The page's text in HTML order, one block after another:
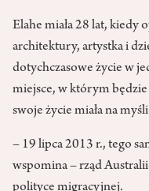
Elahe miała 28 lat, kiedy
architektury, artystka i
dotychczasowe życie w
miejsce, w którym będzie
swoje życie miała na
– 19 lipca 2013 r., tego
wspomina – rząd
polityce migracyjnej.